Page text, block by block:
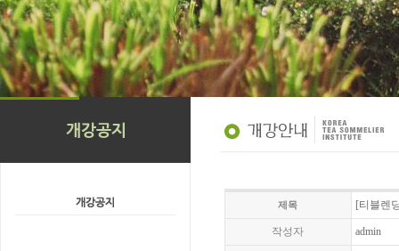
제목 [티블렌
작성자 admin